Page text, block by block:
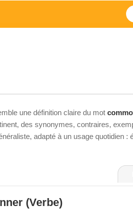
une définition claire du mot
des synonymes, contraires,
adapté à un usage quotidien
(Verbe)